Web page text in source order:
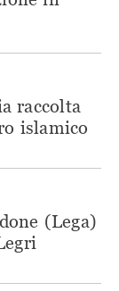
raccolta
islamico
(Lega)